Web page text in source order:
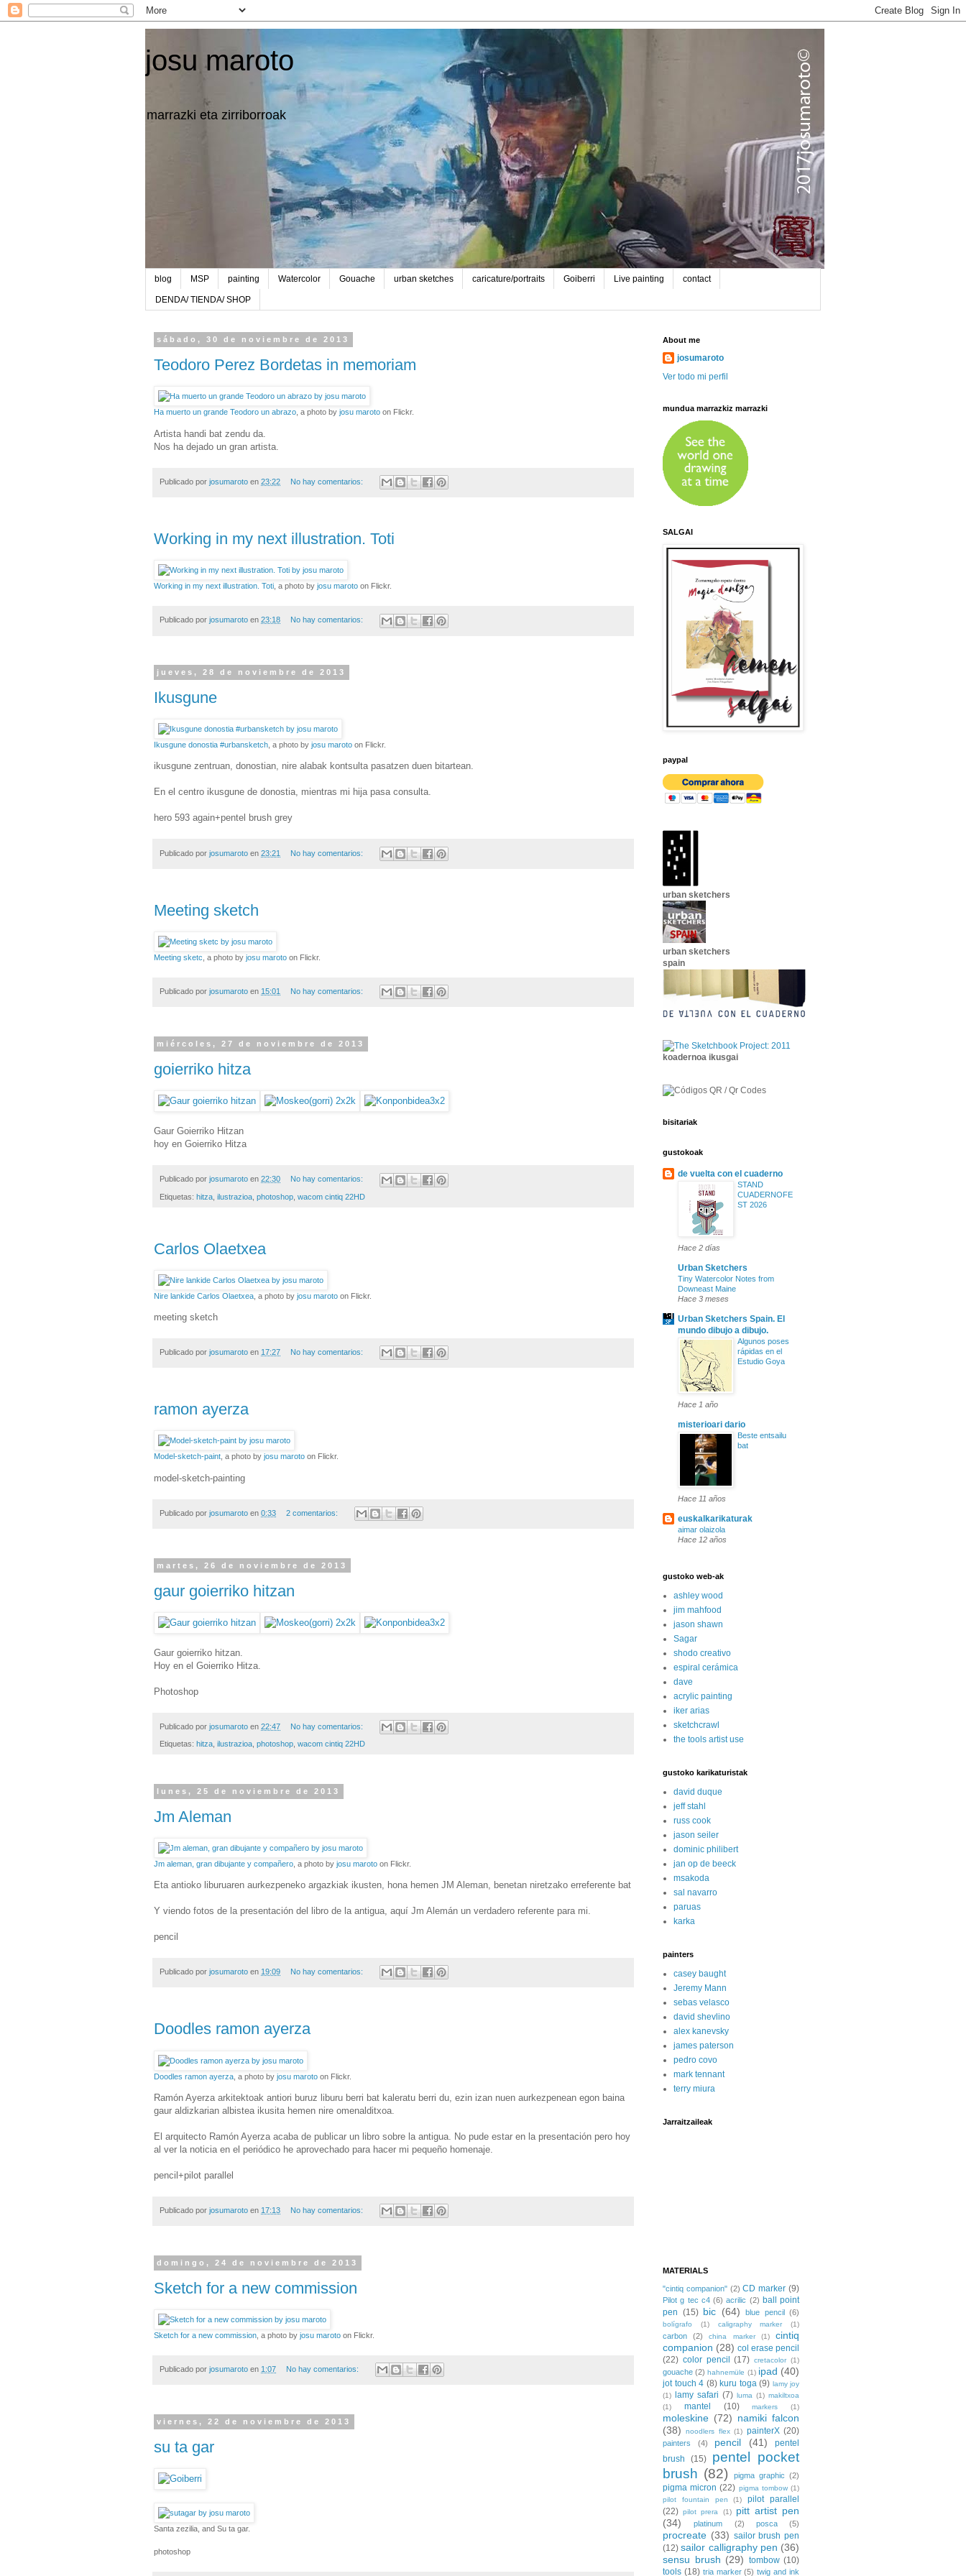
josu maroto
marrazki eta zirriborroak
blog MSP painting Watercolor Gouache urban sketches caricature/portraits Goiberri Live painting contact
DENDA/ TIENDA/ SHOP
sábado, 30 de noviembre de 2013
Teodoro Perez Bordetas in memoriam
Ha muerto un grande Teodoro un abrazo, a photo by josu maroto on Flickr.
Artista handi bat zendu da.
Nos ha dejado un gran artista.
Publicado por josumaroto en 23:22 No hay comentarios:
Working in my next illustration. Toti
Working in my next illustration. Toti , a photo by josu maroto on Flickr.
Publicado por josumaroto en 23:18 No hay comentarios:
jueves, 28 de noviembre de 2013
Ikusgune
Ikusgune donostia #urbansketch , a photo by josu maroto on Flickr.
ikusgune zentruan, donostian, nire alabak kontsulta pasatzen duen bitartean.
En el centro ikusgune de donostia, mientras mi hija pasa consulta.
hero 593 again+pentel brush grey
Publicado por josumaroto en 23:21 No hay comentarios:
Meeting sketch
Meeting sketc , a photo by josu maroto on Flickr.
Publicado por josumaroto en 15:01 No hay comentarios:
miércoles, 27 de noviembre de 2013
goierriko hitza
Gaur Goierriko Hitzan
hoy en Goierriko Hitza
Publicado por josumaroto en 22:30 No hay comentarios:
Etiquetas: hitza ilustrazioa photoshop wacom cintiq 22HD
Carlos Olaetxea
Nire lankide Carlos Olaetxea , a photo by josu maroto on Flickr.
meeting sketch
Publicado por josumaroto en 17:27 No hay comentarios:
ramon ayerza
Model-sketch-paint, a photo by josu maroto on Flickr.
model-sketch-painting
Publicado por josumaroto en 0:33 2 comentarios:
martes, 26 de noviembre de 2013
gaur goierriko hitzan
Gaur goierriko hitzan.
Hoy en el Goierriko Hitza.
Photoshop
Publicado por josumaroto en 22:47 No hay comentarios:
Etiquetas: hitza ilustrazioa photoshop wacom cintiq 22HD
lunes, 25 de noviembre de 2013
Jm Aleman
Jm aleman, gran dibujante y compañero , a photo by josu maroto on Flickr.
Eta antioko liburuaren aurkezpeneko argazkiak ikusten, hona hemen JM Aleman, benetan niretzako erreferente bat
Y viendo fotos de la presentación del libro de la antigua, aquí Jm Alemán un verdadero referente para mi.
pencil
Publicado por josumaroto en 19:09 No hay comentarios:
Doodles ramon ayerza
Doodles ramon ayerza , a photo by josu maroto on Flickr.
Ramón Ayerza arkitektoak antiori buruz liburu berri bat kaleratu berri du, ezin izan nuen aurkezpenean egon baina
gaur aldizkarian albistea ikusita hemen nire omenalditxoa.
El arquitecto Ramón Ayerza acaba de publicar un libro sobre la antigua. No pude estar en la presentación pero hoy
al ver la noticia en el periódico he aprovechado para hacer mi pequeño homenaje.
pencil+pilot parallel
Publicado por josumaroto en 17:13 No hay comentarios:
domingo, 24 de noviembre de 2013
Sketch for a new commission
Sketch for a new commission , a photo by josu maroto on Flickr.
Publicado por josumaroto en 1:07 No hay comentarios:
viernes, 22 de noviembre de 2013
su ta gar
Santa zezilia, and Su ta gar.
photoshop
About me
josumaroto
Ver todo mi perfil
mundua marrazkiz marrazki
SALGAI
paypal
urban sketchers
urban sketchers
spain
koadernoa ikusgai
bisitariak
gustokoak
de vuelta con el cuaderno
STAND
CUADERNOFE
ST 2026
Hace 2 días
Urban Sketchers
Tiny Watercolor Notes from
Downeast Maine
Hace 3 meses
Urban Sketchers Spain. El
mundo dibujo a dibujo.
Algunos poses
rápidas en el
Estudio Goya
Hace 1 año
misterioari dario
Beste entsailu
bat
Hace 11 años
euskalkarikaturak
aimar olaizola
Hace 12 años
gustoko web-ak
ashley wood
jim mahfood
jason shawn
Sagar
shodo creativo
espiral cerámica
dave
acrylic painting
iker arias
sketchcrawl
the tools artist use
gustoko karikaturistak
david duque
jeff stahl
russ cook
jason seiler
dominic philibert
jan op de beeck
msakoda
sal navarro
paruas
karka
painters
casey baught
Jeremy Mann
sebas velasco
david shevlino
alex kanevsky
james paterson
pedro covo
mark tennant
terry miura
Jarraitzaileak
MATERIALS
"cintiq companion" (2) CD marker (9)
Pilot g tec c4 (6) acrilic (2) ball point
pen (15) bic (64) blue pencil (6)
bolígrafo (1) caligraphy marker (1)
carbon (2) china marker (1)
cintiq
companion (28) col erase pencil
(22) color pencil (17) cretacolor (1)
gouache (2) hahnemüle (1) ipad (40)
jot touch 4 (8) kuru toga (9) lamy joy
(1) lamy safari (7) luma (1) makiltxoa
(1)
mantel (10) markers (1)
moleskine (72) namiki falcon
(38)
noodlers flex (1) painterX (20)
painters (4) pencil (41)
pentel
brush
(15)
pentel pocket
brush (82) pigma graphic (2)
pigma micron (22) pigma tombow (1)
pilot fountain pen
(1)
pilot parallel
(22) pilot prera (1)
pitt artist pen
(34)
platinum (2) posca (5)
procreate (33) sailor brush pen
(12) sailor calligraphy pen (36)
sensu brush (29) tombow (10)
tools (18) tria marker (5) twig and ink